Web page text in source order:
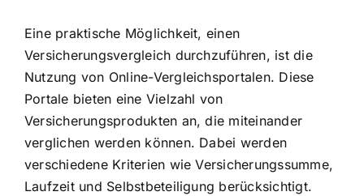
Eine praktische Möglichkeit, einen
Versicherungsvergleich durchzuführen, ist die
Nutzung von Online-Vergleichsportalen. Diese
Portale bieten eine Vielzahl von
Versicherungsprodukten an, die miteinander
verglichen werden können. Dabei werden
verschiedene Kriterien wie Versicherungssumme,
Laufzeit und Selbstbeteiligung berücksichtigt.